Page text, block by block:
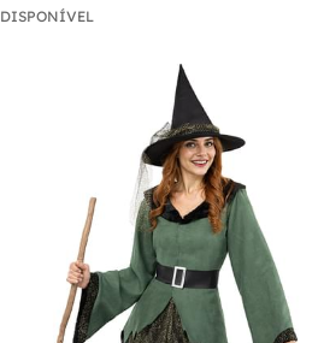
DISPONÍVEL